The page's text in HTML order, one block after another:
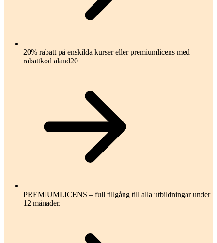
20% rabatt på enskilda kurser eller premiumlicens med
rabattkod aland20
PREMIUMLICENS – full tillgång till alla utbildningar under
12 månader.